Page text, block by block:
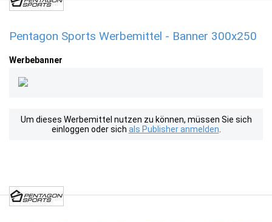
Pentagon Sports Werbemittel - Banner 300x250
Werbebanner
Um dieses Werbemittel nutzen zu können, müssen Sie sich
einloggen oder sich als Publisher anmelden